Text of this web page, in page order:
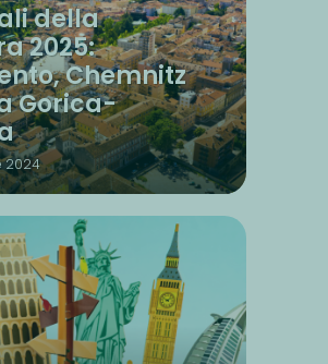
della
2025:
Chemnitz
Gorica-
2024